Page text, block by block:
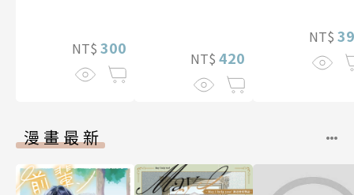
NT$ 300
NT$ 420
NT$
漫畫最新